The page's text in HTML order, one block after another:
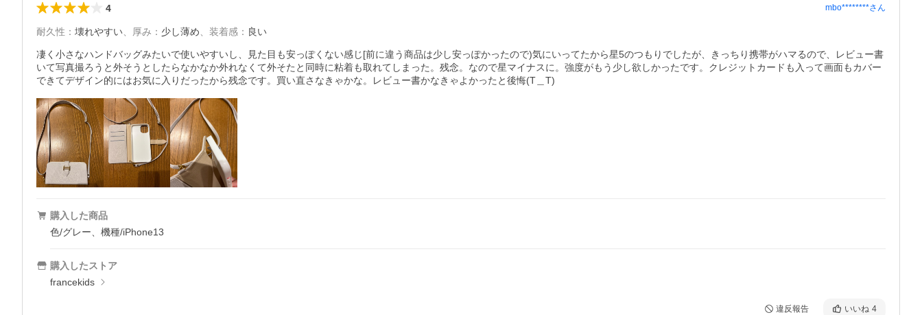
4 mbo********さん
耐久性 ： 壊れやすい、 厚み ： 少し薄め、 装着感 ： 良い
凄く小さなハンドバッグみたいで使いやすいし、見た目も安っぽくない感じ[前に違う商品は少し安っぽかったので)気にいってたから星5のつもりでしたが、きっちり携帯がハマるので、レビュー書
いて写真撮ろうと外そうとしたらなかなか外れなくて外そたと同時に粘着も取れてしまった。残念。なので星マイナスに。強度がもう少し欲しかったです。クレジットカードも入って画面もカバー
できてデザイン的にはお気に入りだったから残念です。買い直さなきゃかな。レビュー書かなきゃよかったと後悔(T＿T)
購入した商品
色/グレー、機種/iPhone13
購入したストア
francekids
違反報告 いいね 4